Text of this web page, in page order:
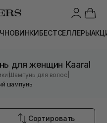
НОВИНКИБЕСТСЕЛЛЕРЫ
для женщин Kaaral
|Шампунь для волос
шампунь
Сортировать